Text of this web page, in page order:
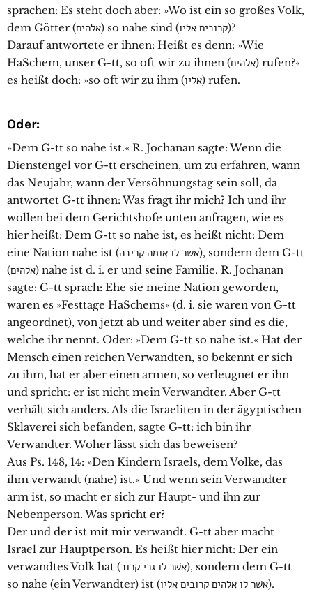
sprachen: Es steht doch aber: »Wo ist ein so großes Volk,
dem Götter (אלהים) so nahe sind (קרובים אליו)?
Darauf antwortete er ihnen: Heißt es denn: »Wie
HaSchem, unser G-tt, so oft wir zu ihnen (אלהים) rufen?«
es heißt doch: »so oft wir zu ihm (אליו) rufen.
Oder:
»Dem G-tt so nahe ist.« R. Jochanan sagte: Wenn die
Dienstengel vor G-tt erscheinen, um zu erfahren, wann
das Neujahr, wann der Versöhnungstag sein soll, da
antwortet G-tt ihnen: Was fragt ihr mich? Ich und ihr
wollen bei dem Gerichtshofe unten anfragen, wie es
hier heißt: Dem G-tt so nahe ist, es heißt nicht: Dem
eine Nation nahe ist (אשר לו אומה קריבה), sondern dem G-tt
(אלהים) nahe ist d. i. er und seine Familie. R. Jochanan
sagte: G-tt sprach: Ehe sie meine Nation geworden,
waren es »Festtage HaSchems« (d. i. sie waren von G-tt
angeordnet), von jetzt ab und weiter aber sind es die,
welche ihr nennt. Oder: »Dem G-tt so nahe ist.« Hat der
Mensch einen reichen Verwandten, so bekennt er sich
zu ihm, hat er aber einen armen, so verleugnet er ihn
und spricht: er ist nicht mein Verwandter. Aber G-tt
verhält sich anders. Als die Israeliten in der ägyptischen
Sklaverei sich befanden, sagte G-tt: ich bin ihr
Verwandter. Woher lässt sich das beweisen?
Aus Ps. 148, 14: »Den Kindern Israels, dem Volke, das
ihm verwandt (nahe) ist.« Und wenn sein Verwandter
arm ist, so macht er sich zur Haupt- und ihn zur
Nebenperson. Was spricht er?
Der und der ist mit mir verwandt. G-tt aber macht
Israel zur Hauptperson. Es heißt hier nicht: Der ein
verwandtes Volk hat (אשׁר לו גרי קרוב), sondern dem G-tt
so nahe (ein Verwandter) ist (אשׁר לו אלהים קרובים אליו).